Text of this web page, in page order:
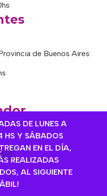
DE LUNES A
HS Y SÁBADOS
EN EL DÍA,
REALIZADAS
AL SIGUIENTE
de Buenos Aires
López, Provincia de
/ 16hs a 20hs